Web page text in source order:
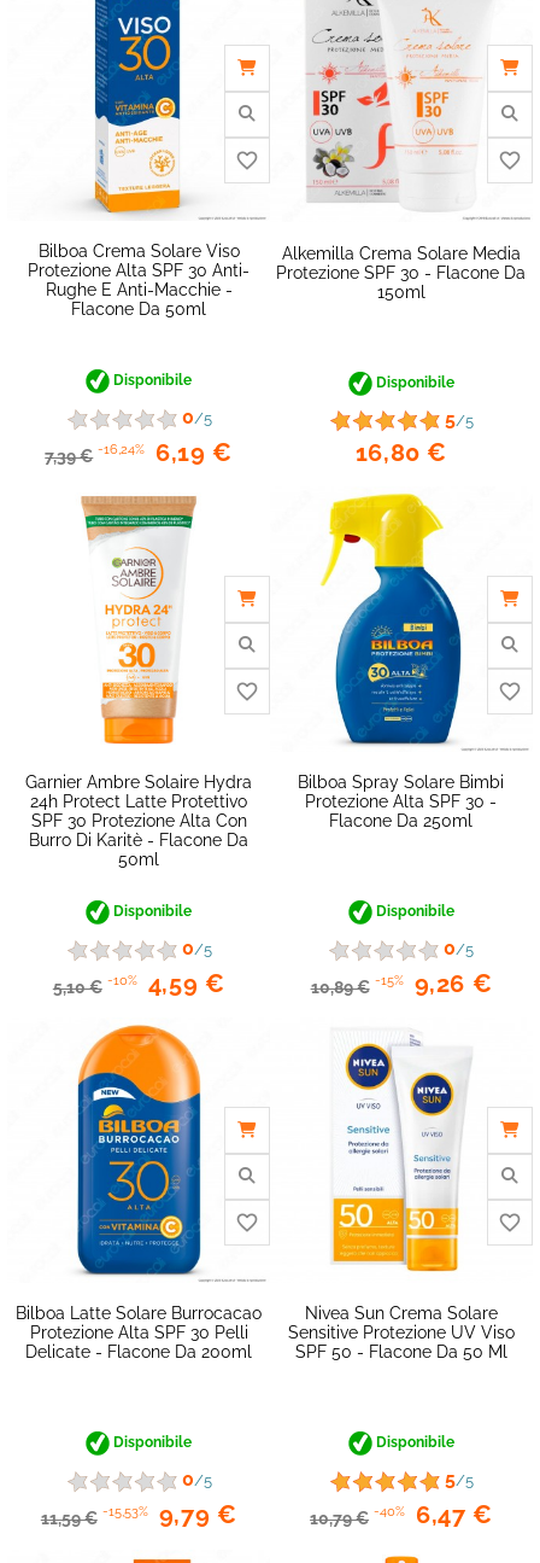
Bilboa Crema Solare Viso
Protezione Alta SPF 30 Anti-
Rughe E Anti-Macchie -
Flacone Da 50ml
Disponibile
0/5
7,39 € -16,24% 6,19 €
Alkemilla Crema Solare Media
Protezione SPF 30 - Flacone Da
150ml
Disponibile
5/5
16,80 €
Garnier Ambre Solaire Hydra
24h Protect Latte Protettivo
SPF 30 Protezione Alta Con
Burro Di Karitè - Flacone Da
50ml
Disponibile
0/5
5,10 € -10% 4,59 €
Bilboa Spray Solare Bimbi
Protezione Alta SPF 30 -
Flacone Da 250ml
Disponibile
0/5
10,89 € -15% 9,26 €
Bilboa Latte Solare Burrocacao
Protezione Alta SPF 30 Pelli
Delicate - Flacone Da 200ml
Disponibile
0/5
11,59 € -15,53% 9,79 €
Nivea Sun Crema Solare
Sensitive Protezione UV Viso
SPF 50 - Flacone Da 50 Ml
Disponibile
5/5
10,79 € -40% 6,47 €